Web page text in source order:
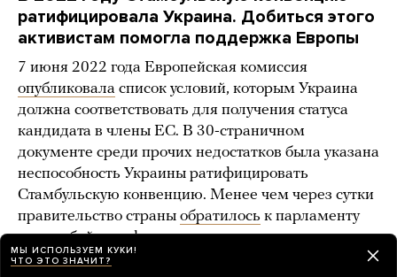
ратифицировала Украина. Добиться этого
активистам помогла поддержка Европы
7 июня 2022 года Европейская комиссия
опубликовала список условий, которым Украина
должна соответствовать для получения статуса
кандидата в члены ЕС. В 30-страничном
документе среди прочих недостатков была указана
неспособность Украины ратифицировать
Стамбульскую конвенцию. Менее чем через сутки
правительство страны обратилось к парламенту
с просьбой ратифицировать договор, что позже
и было сделано.
МЫ ИСПОЛЬЗУЕМ КУКИ!
ЧТО ЭТО ЗНАЧИТ?